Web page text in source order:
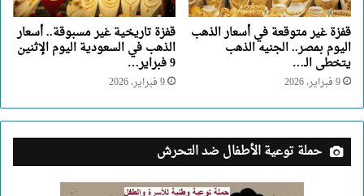
قفزة غير متوقعة في أسعار الذهب
اليوم بمصر.. الجنيه الذهب
يتخطى الـ…
9 فبراير، 2026
قفزة تاريخية غير مسبوقة.. أسعار
الذهب في السعودية اليوم الإثنين
9 فبراير…
9 فبراير، 2026
حملة توعية الأطفال ضد التحرش